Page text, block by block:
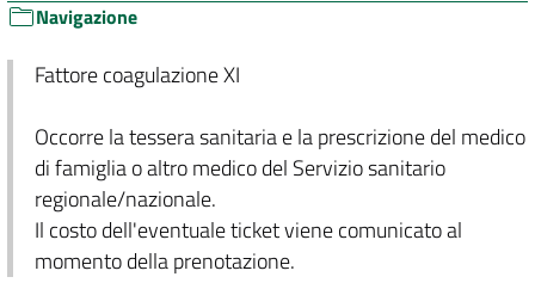
Navigazione
Fattore coagulazione XI
Occorre la tessera sanitaria e la prescrizione del medico
di famiglia o altro medico del Servizio sanitario
regionale/nazionale.
Il costo dell'eventuale ticket viene comunicato al
momento della prenotazione.